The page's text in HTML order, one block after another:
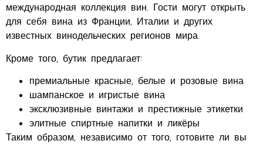
международная коллекция вин. Гости могут открыть
для себя вина из Франции, Италии и других
известных винодельческих регионов мира.
Кроме того, бутик предлагает:
премиальные красные, белые и розовые вина
шампанское и игристые вина
эксклюзивные винтажи и престижные этикетки
элитные спиртные напитки и ликёры
Таким образом, независимо от того, готовите ли вы